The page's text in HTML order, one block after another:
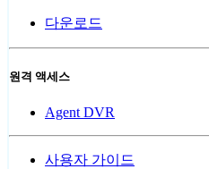
다운로드
원격 액세스
Agent DVR
사용자 가이드